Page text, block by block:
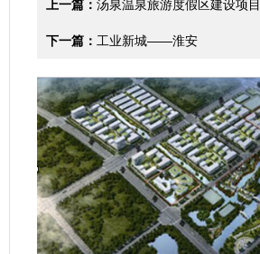
上一篇： 汤泉温泉旅游度假区建设项目
下一篇： 工业新城——淮安